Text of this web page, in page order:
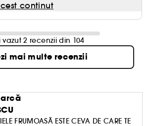
continut
vazut 2 recenzii din 104
mai multe recenzii
FRUMOASĂ ESTE CEVA DE CARE TE